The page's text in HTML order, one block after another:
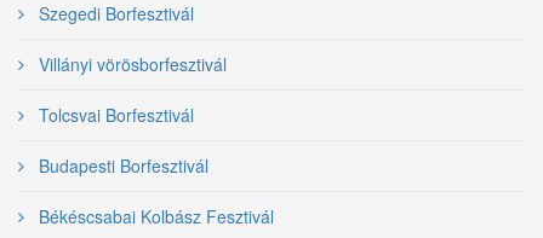
Szegedi Borfesztivál
Villányi vörösborfesztivál
Tolcsvai Borfesztivál
Budapesti Borfesztivál
Békéscsabai Kolbász Fesztivál